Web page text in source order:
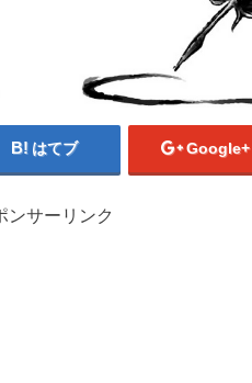
はてブ Google+
ンサーリンク